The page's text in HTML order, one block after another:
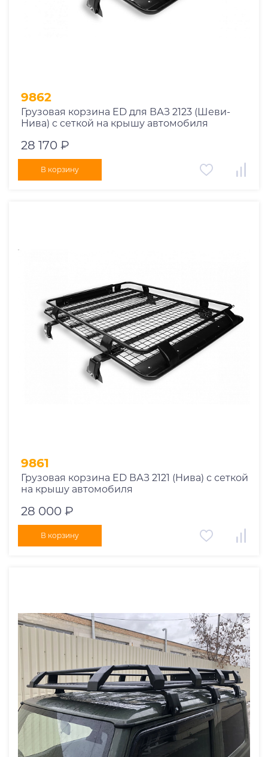
Страна
Цвет
9862
Грузовая корзина ED для ВАЗ 2123 (Шеви-
Нива) с сеткой на крышу автомобиля
28 170 ₽
В корзину
9861
Грузовая корзина ED ВАЗ 2121 (Нива) с сеткой
на крышу автомобиля
28 000 ₽
В корзину